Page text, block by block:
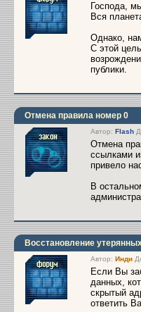
Господа,
Вся
Однако,
С этой
публики.
Отмена правила номер 0
Автор: Flash
Отмена
ссылками
привело
В
Восстановление
Автор: Инди
Если Вы
данных,
скрытый
ответить